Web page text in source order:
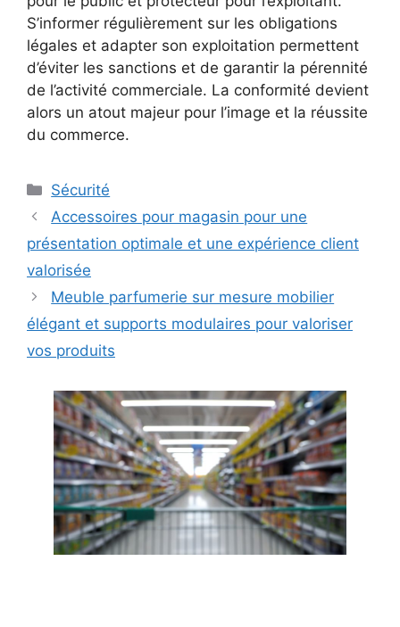
S’informer régulièrement sur les obligations
légales et adapter son exploitation permettent
d’éviter les sanctions et de garantir la pérennité
de l’activité commerciale. La conformité devient
alors un atout majeur pour l’image et la réussite
du commerce.
Catégories
Sécurité
Accessoires pour magasin pour une
présentation optimale et une expérience client
valorisée
Meuble parfumerie sur mesure mobilier
élégant et supports modulaires pour valoriser
vos produits